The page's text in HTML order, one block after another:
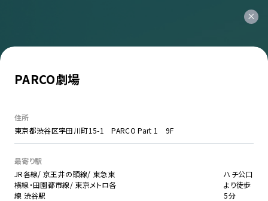
PARCO劇場
住所
東京都渋谷区宇田川町15-1 PARCO Part 1 9F
最寄り駅
JR各線/ 京王井の頭線/ 東急東
横線・田園都市線/ 東京メトロ各
線 渋谷駅
ハチ公口
より徒歩
5分